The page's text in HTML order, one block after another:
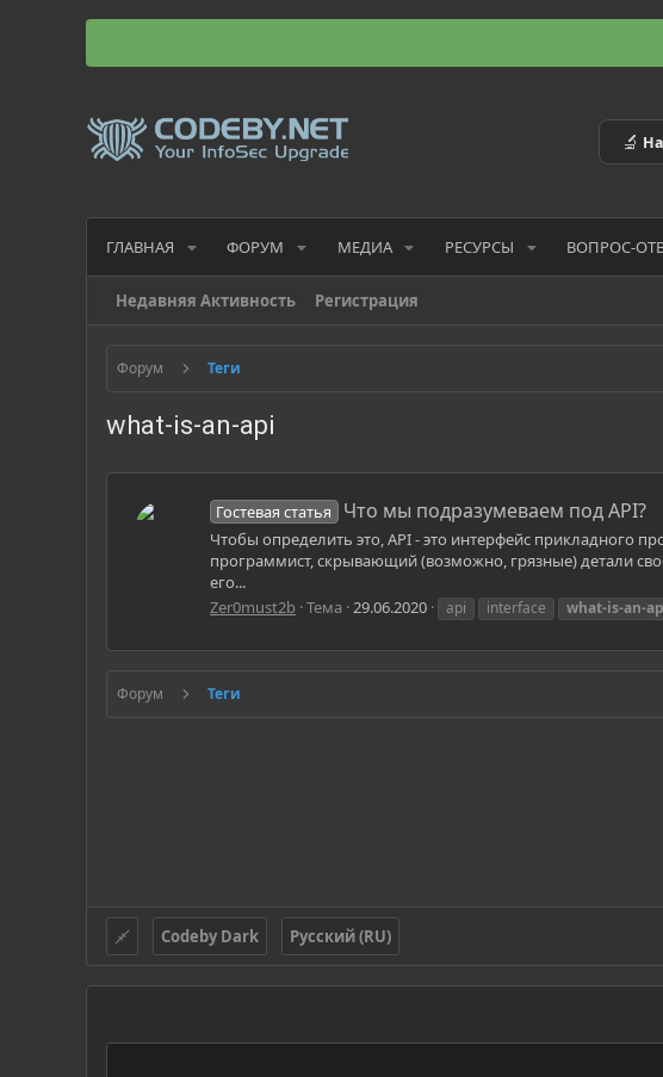
🔬
ГЛАВНАЯ ФОРУМ МЕДИА РЕСУРСЫ ВОПРОС-
Недавняя Активность Регистрация
Форум Теги
what-is-an-api
Гостевая статья Что мы подразумеваем под API?
Чтобы определить это, API - это интерфейс прикладного
программист, скрывающий (возможно, грязные) детали
его...
Zer0must2b Тема 29.06.2020 api interface what-is-an-
Форум Теги
Codeby Dark Русский (RU)